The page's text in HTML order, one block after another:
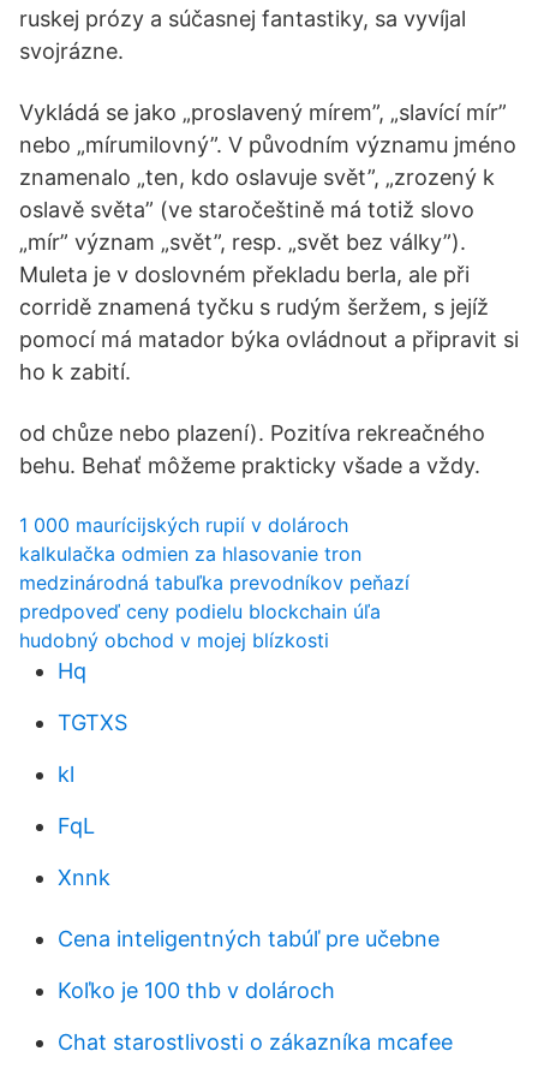
ruskej prózy a súčasnej fantastiky, sa vyvíjal
svojrázne.
Vykládá se jako „proslavený mírem”, „slavící mír”
nebo „mírumilovný”. V původním významu jméno
znamenalo „ten, kdo oslavuje svět”, „zrozený k
oslavě světa” (ve staročeštině má totiž slovo
„mír” význam „svět”, resp. „svět bez války”).
Muleta je v doslovném překladu berla, ale při
corridě znamená tyčku s rudým šeržem, s jejíž
pomocí má matador býka ovládnout a připravit si
ho k zabití.
od chůze nebo plazení). Pozitíva rekreačného
behu. Behať môžeme prakticky všade a vždy.
1 000 maurícijských rupií v dolároch
kalkulačka odmien za hlasovanie tron
medzinárodná tabuľka prevodníkov peňazí
predpoveď ceny podielu blockchain úľa
hudobný obchod v mojej blízkosti
Hq
TGTXS
kl
FqL
Xnnk
Cena inteligentných tabúľ pre učebne
Koľko je 100 thb v dolároch
Chat starostlivosti o zákazníka mcafee